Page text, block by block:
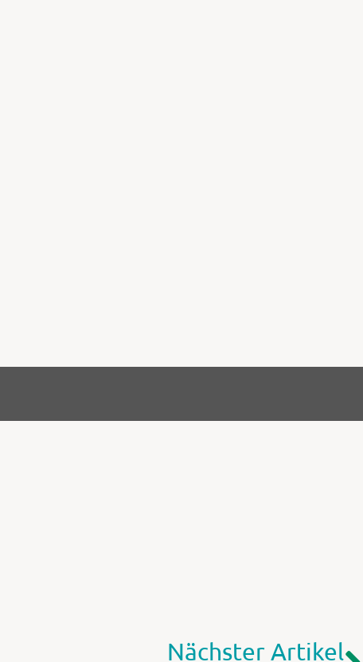
Nächster Artikel